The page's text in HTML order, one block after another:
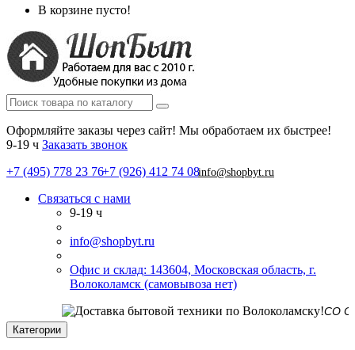
В корзине пусто!
Оформляйте заказы через сайт! Мы обработаем их быстрее!
9-19 ч Заказать звонок
+7 (495) 778 23 76+7 (926) 412 74 08info@shopbyt.ru
Связаться с нами
9-19 ч
info@shopbyt.ru
Офис и склад: 143604, Московская область, г.
Волоколамск (самовывоза нет)
СО
Категории